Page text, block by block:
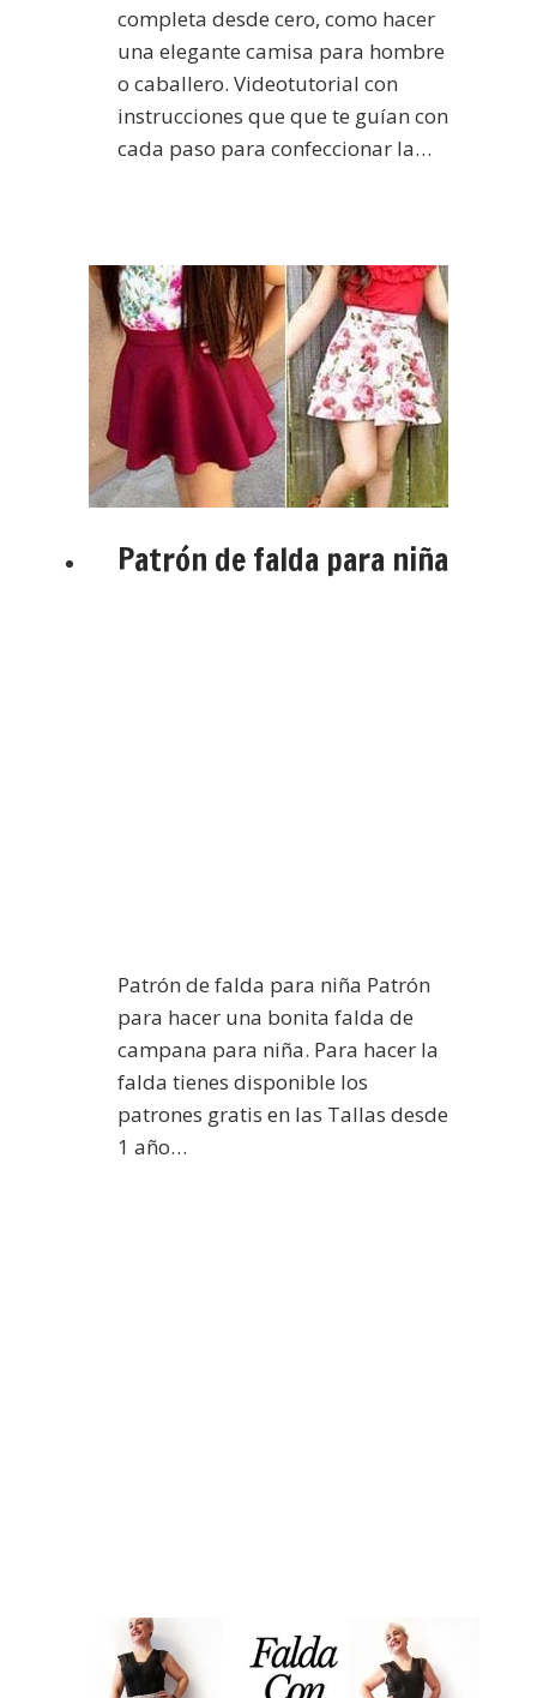
completa desde cero, como hacer
una elegante camisa para hombre
o caballero. Videotutorial con
instrucciones que que te guían con
cada paso para confeccionar la…
Patrón de falda para niña
Patrón de falda para niña Patrón
para hacer una bonita falda de
campana para niña. Para hacer la
falda tienes disponible los
patrones gratis en las Tallas desde
1 año…